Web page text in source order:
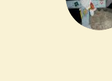
e
D